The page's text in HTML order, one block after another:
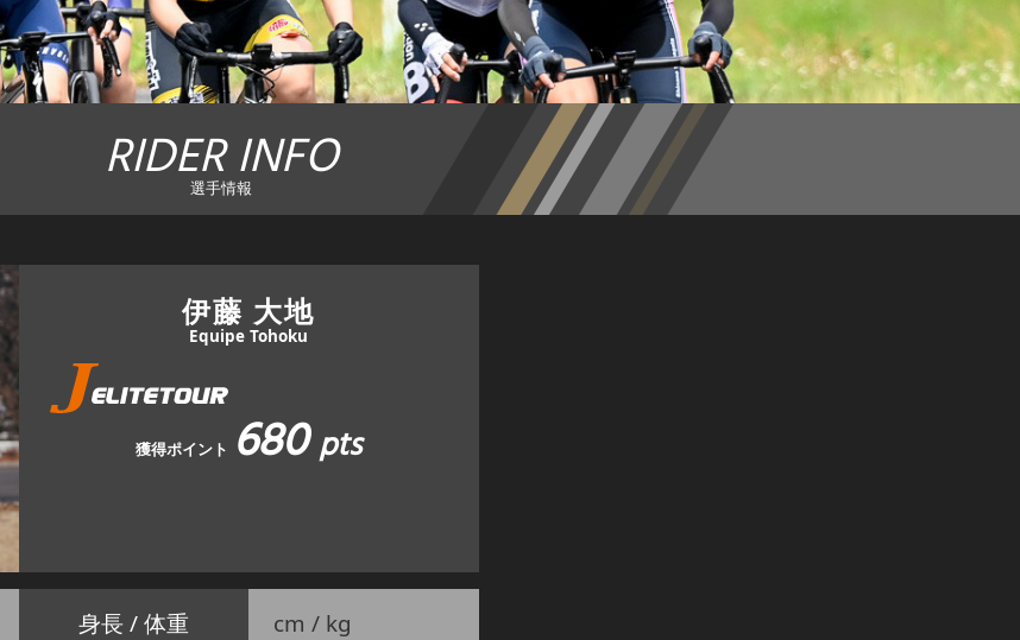
RIDER INFO
選手情報
伊藤 大地
Equipe Tohoku
獲得ポイント 680pts
身長 / 体重 cm / kg